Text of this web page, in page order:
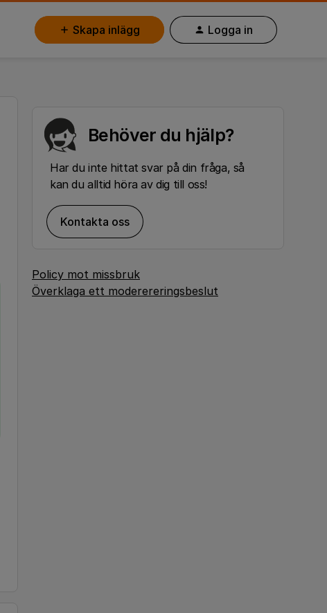
Skapa inlägg Logga in
Behöver du hjälp?
Har du inte hittat svar på din fråga, så
kan du alltid höra av dig till oss!
Kontakta oss
Policy mot missbruk
Överklaga ett moderereringsbeslut